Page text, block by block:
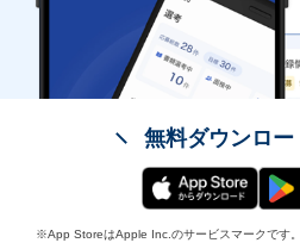
無料ダウンロー
※App StoreはApple Inc.のサービスマークです。